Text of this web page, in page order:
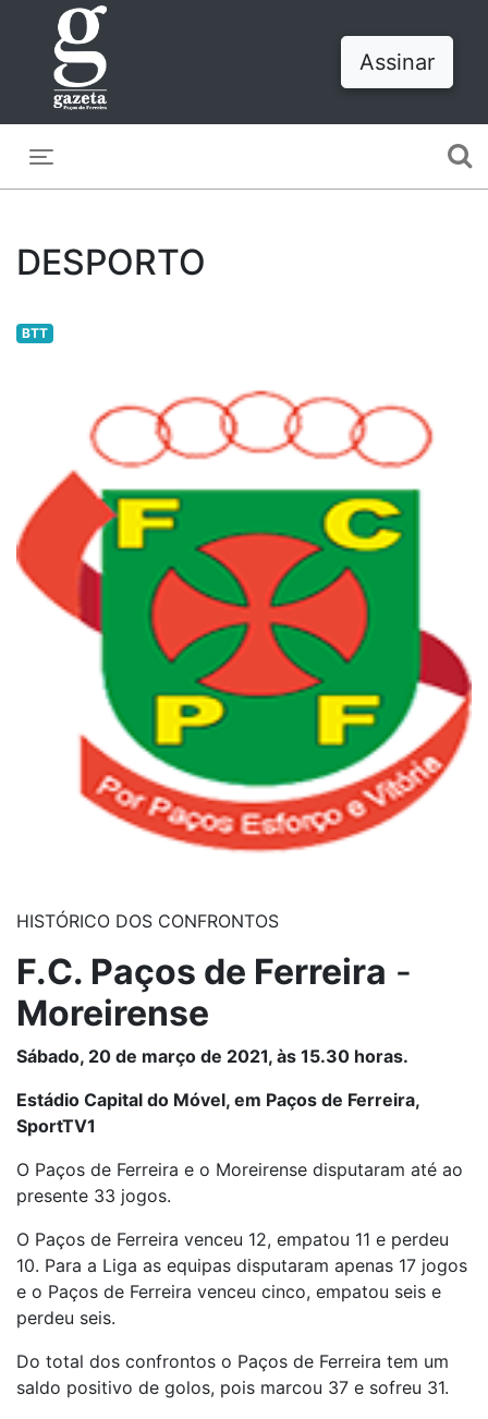
Assinar
DESPORTO
BTT
HISTÓRICO DOS CONFRONTOS
F.C. Paços de Ferreira -
Moreirense
Sábado, 20 de março de 2021, às 15.30 horas.
Estádio Capital do Móvel, em Paços de Ferreira,
SportTV1
O Paços de Ferreira e o Moreirense disputaram até ao
presente 33 jogos.
O Paços de Ferreira venceu 12, empatou 11 e perdeu
10. Para a Liga as equipas disputaram apenas 17 jogos
e o Paços de Ferreira venceu cinco, empatou seis e
perdeu seis.
Do total dos confrontos o Paços de Ferreira tem um
saldo positivo de golos, pois marcou 37 e sofreu 31.